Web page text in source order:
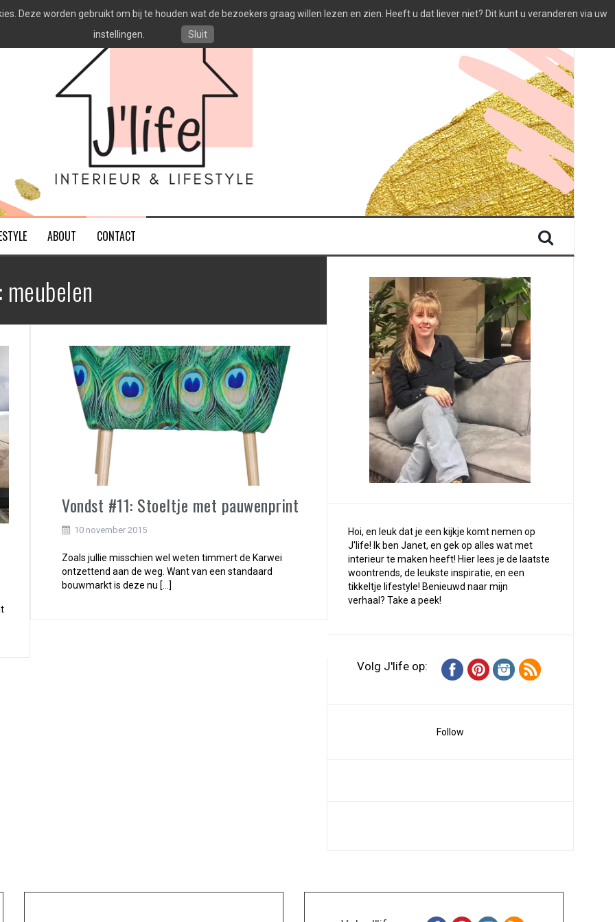
ABOUT CONTACT
meubelen
Vondst #11: Stoeltje met pauwenprint
10 november 2015
Zoals jullie misschien wel weten timmert de Karwei
ontzettend aan de weg. Want van een standaard
bouwmarkt is deze nu […]
Hoi, en leuk dat je een kijkje komt nemen op
J'life! Ik ben Janet, en gek op alles wat met
interieur te maken heeft! Hier lees je de laatste
woontrends, de leukste inspiratie, en een
tikkeltje lifestyle! Benieuwd naar mijn
verhaal? Take a peek!
Volg J'life op:
Follow
Deze worden gebruikt om bij te houden wat de bezoekers graag willen lezen en zien. Heeft u dat liever niet? Dit kunt u veranderen via uw
instellingen.
Sluit